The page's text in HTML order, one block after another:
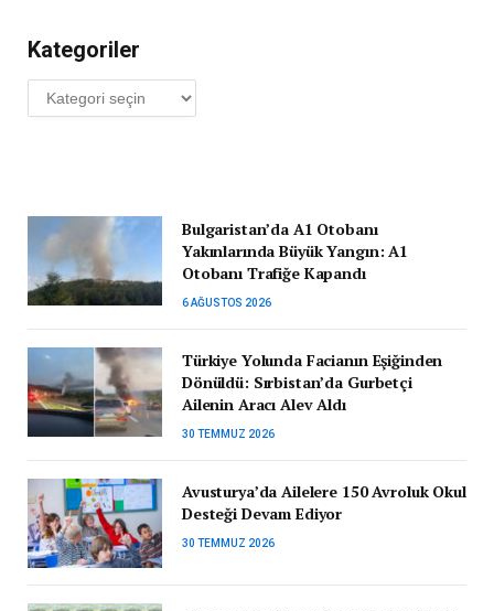
Kategoriler
Kategoriler
Bulgaristan’da A1 Otobanı
Yakınlarında Büyük Yangın: A1
Otobanı Trafiğe Kapandı
6 AĞUSTOS 2026
Türkiye Yolunda Facianın Eşiğinden
Dönüldü: Sırbistan’da Gurbetçi
Ailenin Aracı Alev Aldı
30 TEMMUZ 2026
Avusturya’da Ailelere 150 Avroluk Okul
Desteği Devam Ediyor
30 TEMMUZ 2026